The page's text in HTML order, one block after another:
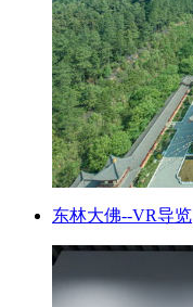
东林大佛--VR导览